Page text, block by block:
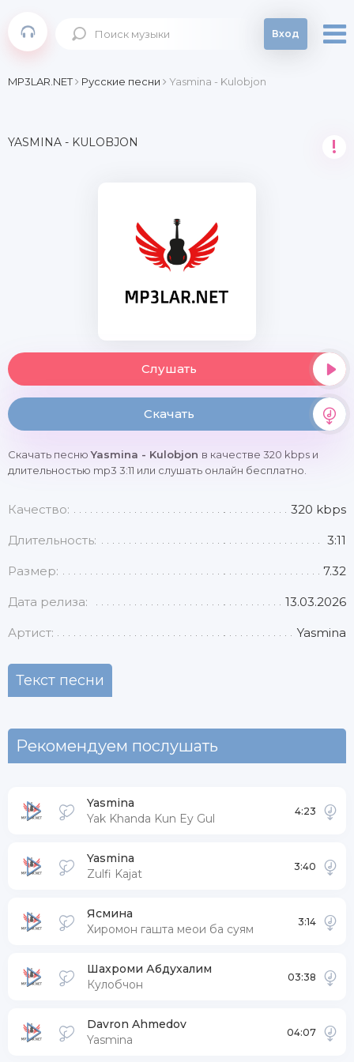
Вход
MP3LAR.NET Русские песни Yasmina - Kulobjon
YASMINA - KULOBJON !
Слушать
Скачать
Скачать песнюYasmina - Kulobjon в качестве 320 kbps и
длительностью mp3 3:11 или слушать онлайн бесплатно.
Качество: 320 kbps
Длительность: 3:11
Размер: 7.32
Дата релиза: 13.03.2026
Артист: Yasmina
Текст песни
Рекомендуем послушать
Yasmina
Yak Khanda Kun Ey Gul
4:23
Yasmina
Zulfi Kajat
3:40
Ясмина
Хиромон гашта меои ба суям
3:14
Шахроми Абдухалим
Кулобчон
03:38
Davron Ahmedov
Yasmina
04:07